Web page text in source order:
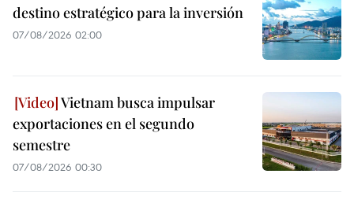
destino estratégico para la inversión
07/08/2026 02:00
Vietnam busca impulsar
exportaciones en el segundo
semestre
07/08/2026 00:30